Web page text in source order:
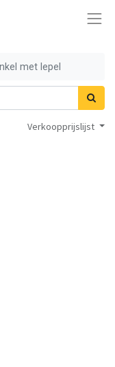
met lepel
Verkoopprijslijst